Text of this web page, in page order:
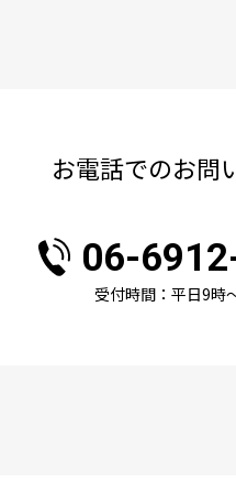
お電話でのお問
06-
受付時間：平日9時